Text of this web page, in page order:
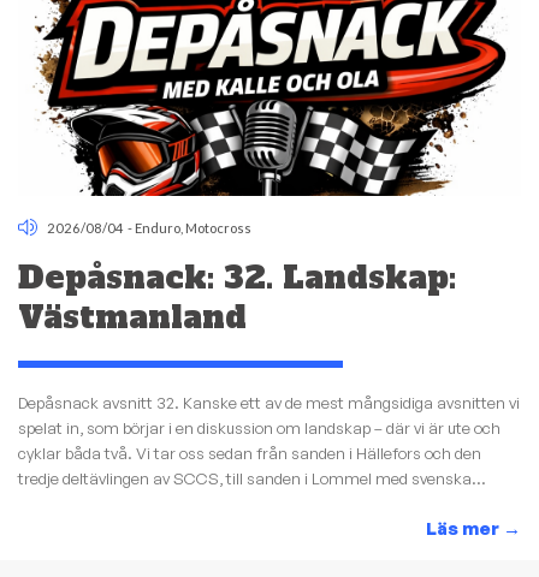
2026/08/04 - Enduro Motocross
Depåsnack: 32. Landskap:
Västmanland
Depåsnack avsnitt 32. Kanske ett av de mest mångsidiga avsnitten vi
spelat in, som börjar i en diskussion om landskap – där vi är ute och
cyklar båda två. Vi tar oss sedan från sanden i Hällefors och den
tredje deltävlingen av SCCS, till sanden i Lommel med svenska...
Läs mer →